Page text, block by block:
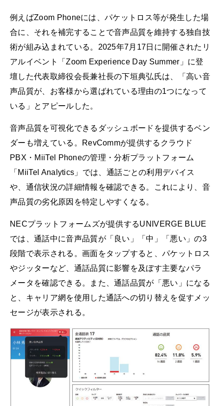
例えばZoom Phoneには、パケットロス等が発生した場
合に、それを補完することで音声品質を維持する独自技
術が組み込まれている。2025年7月17日に開催されたリ
アルイベント「Zoom Experience Day Summer」に登
壇した代表取締役会長兼社長の下垣典弘氏は、「高い音
声品質が、お客様から選ばれている理由の1つになって
いる」とアピールした。
音声品質を可視化できるダッシュボードを提供するベン
ダーも増えている。RevCommが提供するクラウド
PBX・MiiTel Phoneの管理・分析プラットフォーム
「MiiTel Analytics」では、通話ごとの利用デバイス
や、通信状況の詳細情報を確認できる。これにより、音
声品質の劣化原因を特定しやすくなる。
NECプラットフォームズが提供するUNIVERGE BLUE
では、通話中に音声品質が「良い」「中」「悪い」の3
段階で表示される。画面をタップすると、パケットロス
やジッターなど、通話品質に影響を及ぼす主要なパラ
メータを確認できる。また、通話品質が「悪い」になる
と、キャリア網を使用した通話への切り替えを促すメッ
セージが表示される。